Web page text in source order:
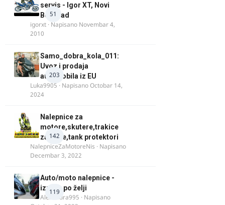
51
servis - Igor XT, Novi
Beograd
igorxt · Napisano Novembar 4,
2010
203
Samo_dobra_kola_011:
Uvoz i prodaja
automobila iz EU
Luka9905 · NapisanoOctobar 14,
2024
142
Nalepnice za
motore,skutere,trakice
za felne,tank protektori
NalepniceZaMotoreNis · Napisano
Decembar 3, 2022
119
Auto/moto nalepnice -
izrada po želji
Alexandra995 · Napisano